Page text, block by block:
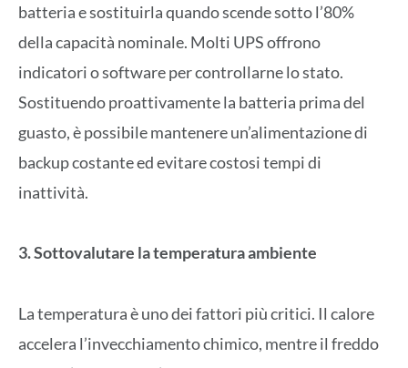
batteria e sostituirla quando scende sotto l’80%
della capacità nominale. Molti UPS offrono
indicatori o software per controllarne lo stato.
Sostituendo proattivamente la batteria prima del
guasto, è possibile mantenere un’alimentazione di
backup costante ed evitare costosi tempi di
inattività.
3. Sottovalutare la temperatura ambiente
La temperatura è uno dei fattori più critici. Il calore
accelera l’invecchiamento chimico, mentre il freddo